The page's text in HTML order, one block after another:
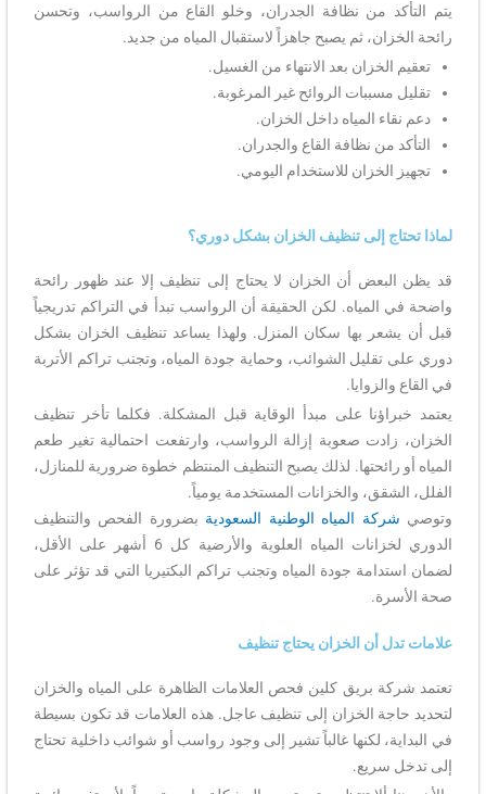
يتم التأكد من نظافة الجدران، وخلو القاع من الرواسب، وتحسن
رائحة الخزان، ثم يصبح جاهزاً لاستقبال المياه من جديد.
تعقيم الخزان بعد الانتهاء من الغسيل.
تقليل مسببات الروائح غير المرغوبة.
دعم نقاء المياه داخل الخزان.
التأكد من نظافة القاع والجدران.
تجهيز الخزان للاستخدام اليومي.
لماذا تحتاج إلى تنظيف الخزان بشكل دوري؟
قد يظن البعض أن الخزان لا يحتاج إلى تنظيف إلا عند ظهور رائحة
واضحة في المياه. لكن الحقيقة أن الرواسب تبدأ في التراكم تدريجياً
قبل أن يشعر بها سكان المنزل. ولهذا يساعد تنظيف الخزان بشكل
دوري على تقليل الشوائب، وحماية جودة المياه، وتجنب تراكم الأتربة
في القاع والزوايا.
يعتمد خبراؤنا على مبدأ الوقاية قبل المشكلة. فكلما تأخر تنظيف
الخزان، زادت صعوبة إزالة الرواسب، وارتفعت احتمالية تغير طعم
المياه أو رائحتها. لذلك يصبح التنظيف المنتظم خطوة ضرورية للمنازل،
الفلل، الشقق، والخزانات المستخدمة يومياً.
وتوصي شركة المياه الوطنية السعودية بضرورة الفحص والتنظيف
الدوري لخزانات المياه العلوية والأرضية كل 6 أشهر على الأقل،
لضمان استدامة جودة المياه وتجنب تراكم البكتيريا التي قد تؤثر على
صحة الأسرة.
علامات تدل أن الخزان يحتاج تنظيف
تعتمد شركة بريق كلين فحص العلامات الظاهرة على المياه والخزان
لتحديد حاجة الخزان إلى تنظيف عاجل. هذه العلامات قد تكون بسيطة
في البداية، لكنها غالباً تشير إلى وجود رواسب أو شوائب داخلية تحتاج
إلى تدخل سريع.